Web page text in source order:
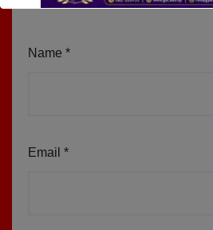
Name *
Email *